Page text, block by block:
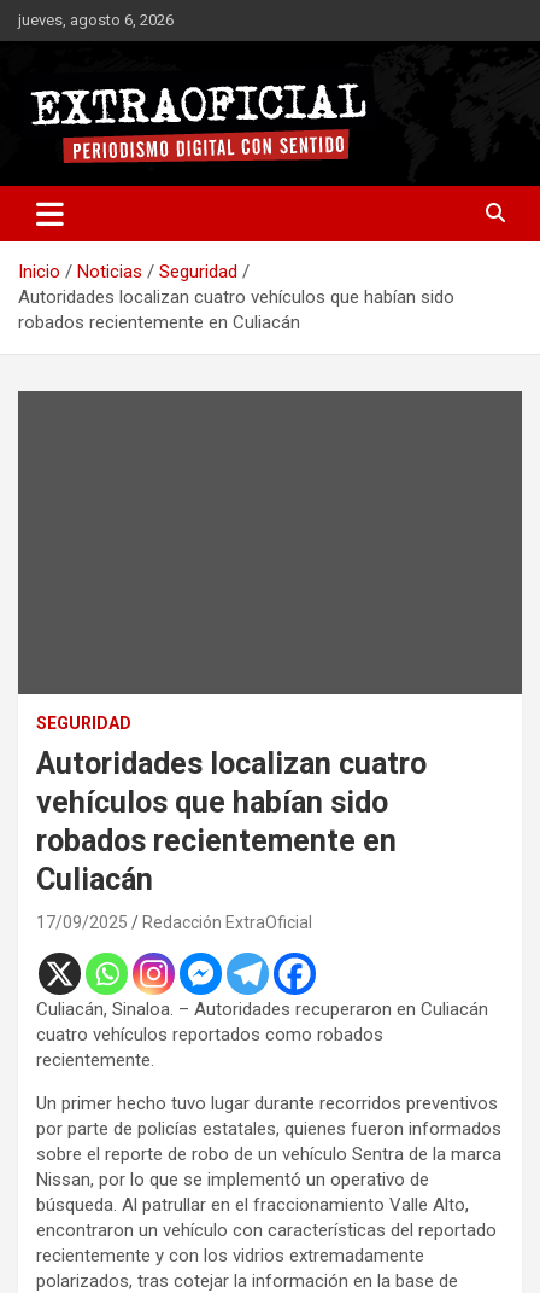
Saltar
al
jueves, agosto 6, 2026
Extraoficial
Inicio Noticias
Seguridad
Autoridades localizan cuatro vehículos que habían sido
robados recientemente en Culiacán
SEGURIDAD
Autoridades localizan cuatro
vehículos que habían sido
robados recientemente en
Culiacán
17/09/2025 Redacción ExtraOficial
Culiacán, Sinaloa. – Autoridades recuperaron en Culiacán
cuatro vehículos reportados como robados
recientemente.
Un primer hecho tuvo lugar durante recorridos preventivos
por parte de policías estatales, quienes fueron informados
sobre el reporte de robo de un vehículo Sentra de la marca
Nissan, por lo que se implementó un operativo de
búsqueda. Al patrullar en el fraccionamiento Valle Alto,
encontraron un vehículo con características del reportado
recientemente y con los vidrios extremadamente
polarizados, tras cotejar la información en la base de